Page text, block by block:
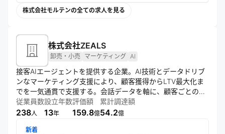
株式会社モルテンの全ての求人を見る
株式会社ZEALS
卸売・小売 マーケティング AI
接客AIエージェントを提供する企業。AI技術とデータドリブ
ンなマーケティング支援により、顧客獲得からLTV最大化ま
でを一気通貫で支援する。会話データを軸に、顧客ごとの最
適なコミュニケーション設計とパーソナライズを実現し、
「おもてなし革命」を掲げながらグローバル企業としての成
従業員数
238人
設立年数
13年
評価額
159.8億
累計調達額
54.2億
新着